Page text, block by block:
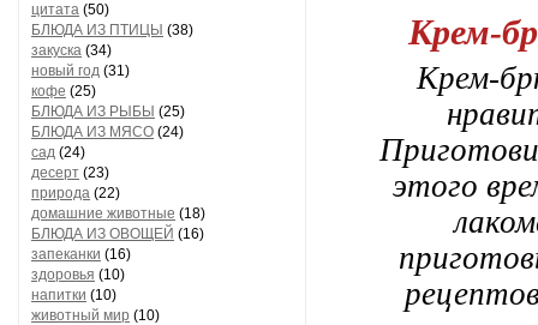
цитата (50)
БЛЮДА ИЗ ПТИЦЫ (38)
закуска (34)
новый год (31)
кофе (25)
БЛЮДА ИЗ РЫБЫ (25)
БЛЮДА ИЗ МЯСО (24)
сад (24)
десерт (23)
природа (22)
домашние животные (18)
БЛЮДА ИЗ ОВОЩЕЙ (16)
запеканки (16)
здоровья (10)
напитки (10)
животный мир (10)
Крем-
Крем-
этого